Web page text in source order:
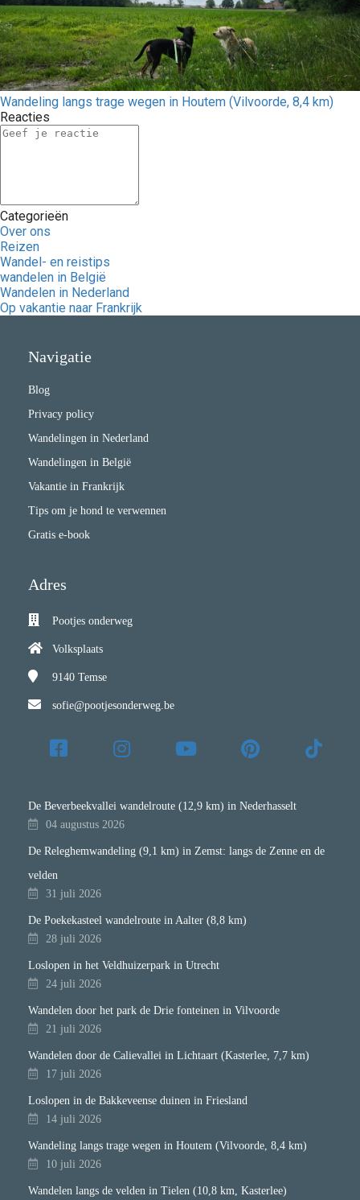
Wandeling langs trage wegen in Houtem (Vilvoorde, 8,4 km)
Reacties
Categorieën
Over ons
Reizen
Wandel- en reistips
wandelen in België
Wandelen in Nederland
Op vakantie naar Frankrijk
Navigatie
Blog
Privacy policy
Wandelingen in Nederland
Wandelingen in België
Vakantie in Frankrijk
Tips om je hond te verwennen
Gratis e-book
Adres
Pootjes onderweg
Volksplaats
9140 Temse
sofie@pootjesonderweg.be
De Beverbeekvallei wandelroute (12,9 km) in Nederhasselt
04 augustus 2026
De Releghemwandeling (9,1 km) in Zemst: langs de Zenne en de
velden
31 juli 2026
De Poekekasteel wandelroute in Aalter (8,8 km)
28 juli 2026
Loslopen in het Veldhuizerpark in Utrecht
24 juli 2026
Wandelen door het park de Drie fonteinen in Vilvoorde
21 juli 2026
Wandelen door de Calievallei in Lichtaart (Kasterlee, 7,7 km)
17 juli 2026
Loslopen in de Bakkeveense duinen in Friesland
14 juli 2026
Wandeling langs trage wegen in Houtem (Vilvoorde, 8,4 km)
10 juli 2026
Wandelen langs de velden in Tielen (10,8 km, Kasterlee)